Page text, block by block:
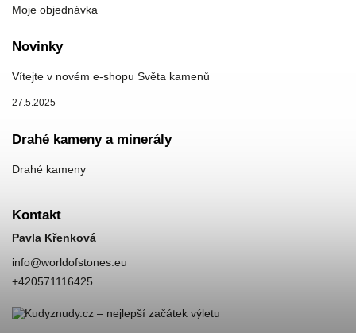
Moje objednávka
Novinky
Vítejte v novém e-shopu Světa kamenů
27.5.2025
Drahé kameny a minerály
Drahé kameny
Kontakt
Pavla Křenková
info@worldofstones.eu
+420571116425